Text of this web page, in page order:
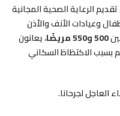
الرعاية الصحية المجانية
وعيادات الأنف والأذن
500 و550 مريضًا
، يعانون
بسبب الاكتظاظ السكاني
العاجل لجرحانا.